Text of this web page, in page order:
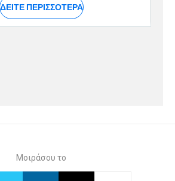
Μοιράσου το